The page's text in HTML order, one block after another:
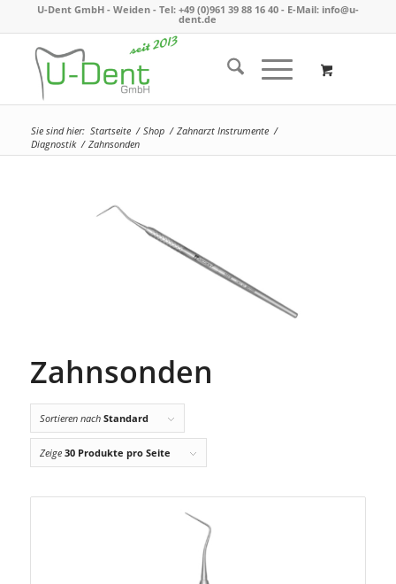
U-Dent GmbH - Weiden - Tel: +49 (0)961 39 88 16 40- E-Mail: info@u-
dent.de
Sie sind hier: Startseite / Shop / Zahnarzt Instrumente /
Diagnostik / Zahnsonden
Zahnsonden
Sortieren nach Standard
Zeige 30 Produkte pro Seite